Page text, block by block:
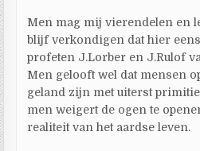
Men mag mij vierendelen en
blijf verkondigen dat hier
profeten J.Lorber en J.Rulof
Men gelooft wel dat mensen
geland zijn met uiterst
men weigert de ogen te
realiteit van het aardse leven.